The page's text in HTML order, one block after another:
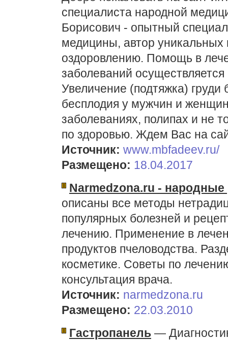
специалиста народной
Борисович - опытный
медицины, автор
оздоровлению. Помощь в
заболеваний
Увеличение (подтяжка)
бесплодия у мужчин и
заболеваниях, полипах и не
по здоровью. Ждем Вас на
Источник: www.mbfadeev.ru/
Размещено: 18.04.2017
Narmedzona.ru -
описаны все методы
популярных болезней и
лечению. Применение в
продуктов пчеловодства.
косметике. Советы по
консультация врача.
Источник: narmedzona.ru
Размещено: 22.03.2010
Гастропанель —